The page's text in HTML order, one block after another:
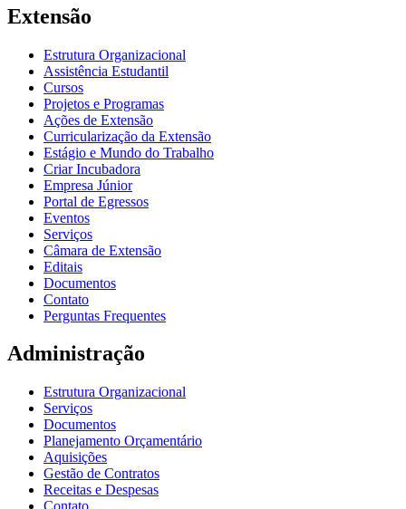
Extensão
Estrutura Organizacional
Assistência Estudantil
Cursos
Projetos e Programas
Ações de Extensão
Curricularização da Extensão
Estágio e Mundo do Trabalho
Criar Incubadora
Empresa Júnior
Portal de Egressos
Eventos
Serviços
Câmara de Extensão
Editais
Documentos
Contato
Perguntas Frequentes
Administração
Estrutura Organizacional
Serviços
Documentos
Planejamento Orçamentário
Aquisições
Gestão de Contratos
Receitas e Despesas